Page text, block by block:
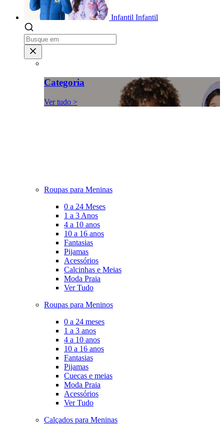
Infantil Infantil
Categoria
Ver tudo >
Roupas para Meninas
0 a 24 Meses
1 a 3 Anos
4 a 10 anos
10 a 16 anos
Fantasias
Pijamas
Acessórios
Calcinhas e Meias
Moda Praia
Ver Tudo
Roupas para Meninos
0 a 24 meses
1 a 3 anos
4 a 10 anos
10 a 16 anos
Fantasias
Pijamas
Cuecas e meias
Moda Praia
Acessórios
Ver Tudo
Calçados para Meninas